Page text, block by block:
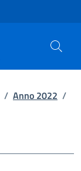
/ Anno 2022 /